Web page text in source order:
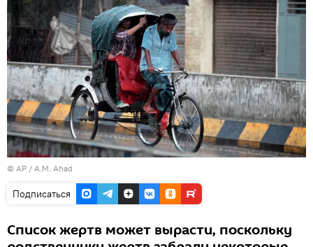
© AP / A.M. Ahad
Подписаться
Список жертв может вырасти, поскольку